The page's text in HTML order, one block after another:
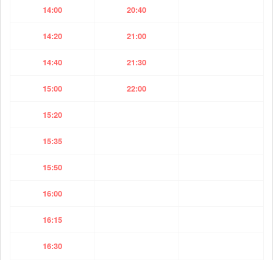
14:00 20:40
14:20 21:00
14:40 21:30
15:00 22:00
15:20
15:35
15:50
16:00
16:15
16:30